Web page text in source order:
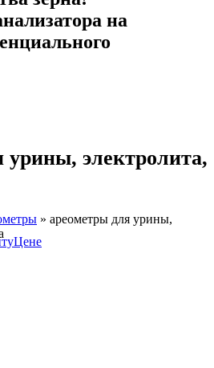
на
урины, электролита,
» ареометры для урины,
Цене